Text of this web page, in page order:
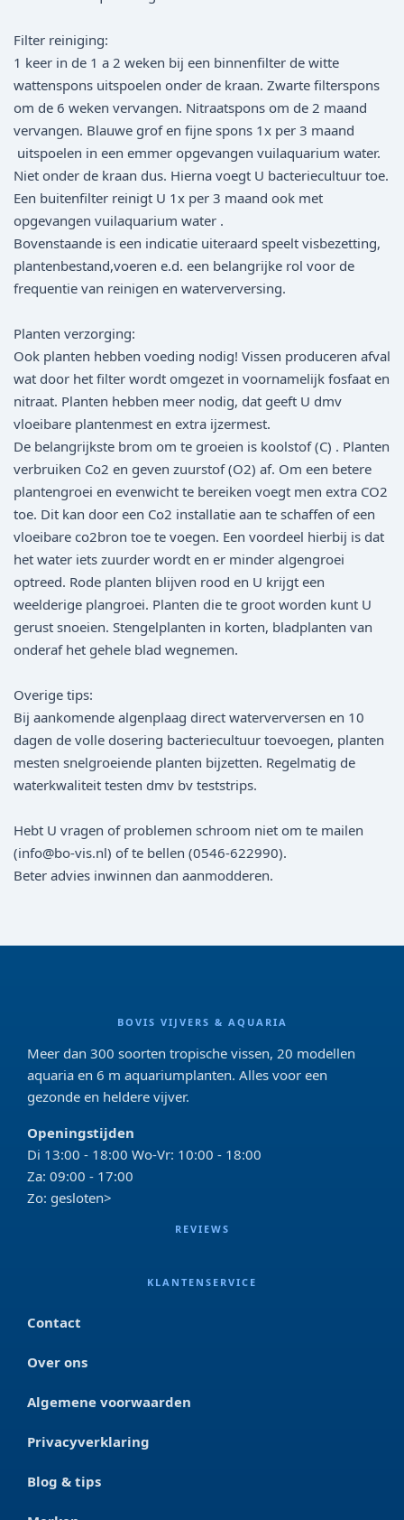
Filter reiniging:
1 keer in de 1 a 2 weken bij een binnenfilter de witte
wattenspons uitspoelen onder de kraan. Zwarte filterspons
om de 6 weken vervangen. Nitraatspons om de 2 maand
vervangen. Blauwe grof en fijne spons 1x per 3 maand
uitspoelen in een emmer opgevangen vuilaquarium water.
Niet onder de kraan dus. Hierna voegt U bacteriecultuur toe.
Een buitenfilter reinigt U 1x per 3 maand ook met
opgevangen vuilaquarium water .
Bovenstaande is een indicatie uiteraard speelt visbezetting,
plantenbestand,voeren e.d. een belangrijke rol voor de
frequentie van reinigen en waterverversing.
Planten verzorging:
Ook planten hebben voeding nodig! Vissen produceren afval
wat door het filter wordt omgezet in voornamelijk fosfaat en
nitraat. Planten hebben meer nodig, dat geeft U dmv
vloeibare plantenmest en extra ijzermest.
De belangrijkste brom om te groeien is koolstof (C) . Planten
verbruiken Co2 en geven zuurstof (O2) af. Om een betere
plantengroei en evenwicht te bereiken voegt men extra CO2
toe. Dit kan door een Co2 installatie aan te schaffen of een
vloeibare co2bron toe te voegen. Een voordeel hierbij is dat
het water iets zuurder wordt en er minder algengroei
optreed. Rode planten blijven rood en U krijgt een
weelderige plangroei. Planten die te groot worden kunt U
gerust snoeien. Stengelplanten in korten, bladplanten van
onderaf het gehele blad wegnemen.
Overige tips:
Bij aankomende algenplaag direct waterverversen en 10
dagen de volle dosering bacteriecultuur toevoegen, planten
mesten snelgroeiende planten bijzetten. Regelmatig de
waterkwaliteit testen dmv bv teststrips.
Hebt U vragen of problemen schroom niet om te mailen
(info@bo-vis.nl) of te bellen (0546-622990).
Beter advies inwinnen dan aanmodderen.
BOVIS VIJVERS & AQUARIA
Meer dan 300 soorten tropische vissen, 20 modellen
aquaria en 6 m aquariumplanten. Alles voor een
gezonde en heldere vijver.
Openingstijden
Di 13:00 - 18:00 Wo-Vr: 10:00 - 18:00
Za: 09:00 - 17:00
Zo: gesloten>
REVIEWS
KLANTENSERVICE
Contact
Over ons
Algemene voorwaarden
Privacyverklaring
Blog & tips